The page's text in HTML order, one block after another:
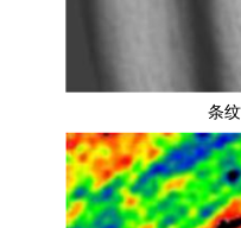
条